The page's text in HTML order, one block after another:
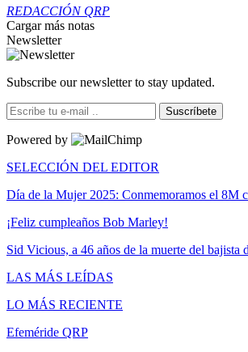
REDACCIÓN QRP
Cargar más notas
Newsletter
Subscribe our newsletter to stay updated.
Suscríbete
Powered by
SELECCIÓN DEL EDITOR
Día de la Mujer 2025: Conmemoramos el 8M
¡Feliz cumpleaños Bob Marley!
Sid Vicious, a 46 años de la muerte del
LAS MÁS LEÍDAS
LO MÁS RECIENTE
Efeméride QRP